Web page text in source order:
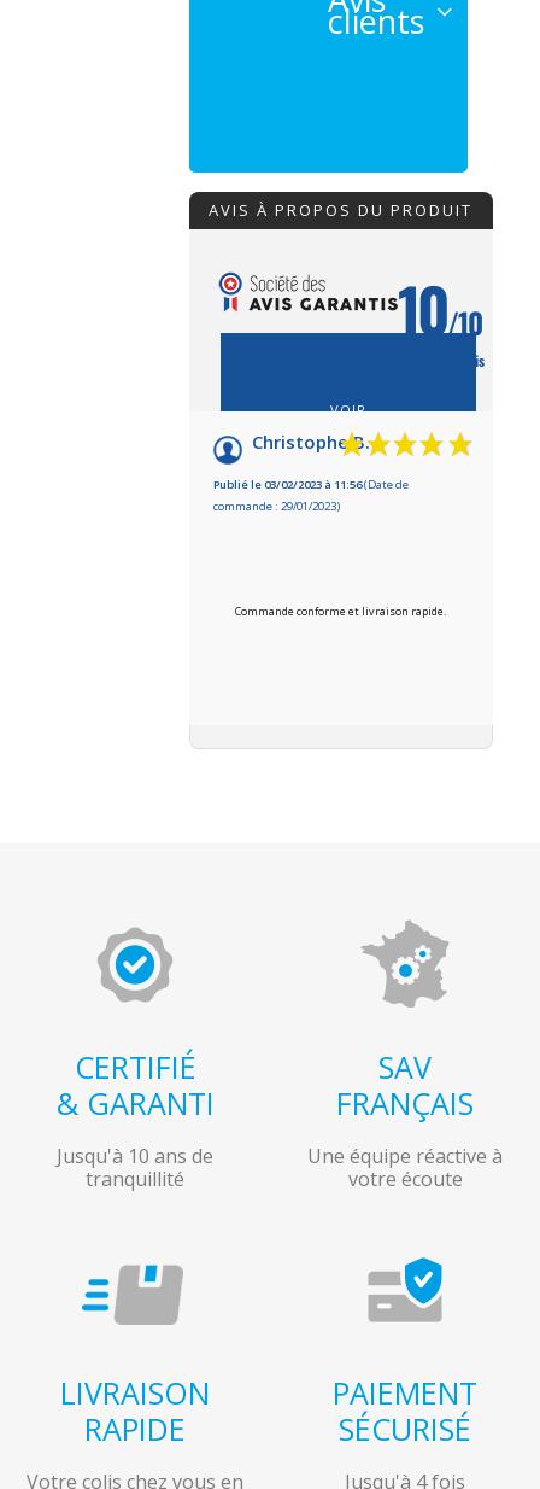
clients
AVIS À PROPOS DU PRODUIT
VOIR
10/10
Basé sur 1 avis
Christophe B.
Publié le 03/02/2023 à 11:56(Date de
commande : 29/01/2023)
Commande conforme et livraison rapide.
CERTIFIÉ
& GARANTI
Jusqu'à 10 ans de
tranquillité
SAV
FRANÇAIS
Une équipe réactive à
votre écoute
LIVRAISON
RAPIDE
Votre colis chez vous en
PAIEMENT
SÉCURISÉ
Jusqu'à 4 fois